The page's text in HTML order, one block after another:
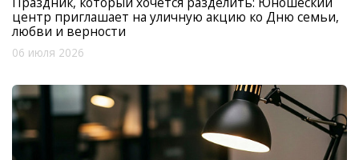
центр приглашает на уличную акцию ко Дню семьи,
любви и верности
06 июля 2026